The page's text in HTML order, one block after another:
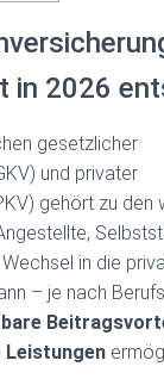
in 2026
gesetzlicher
und privater
gehört zu den
in die
– je nach